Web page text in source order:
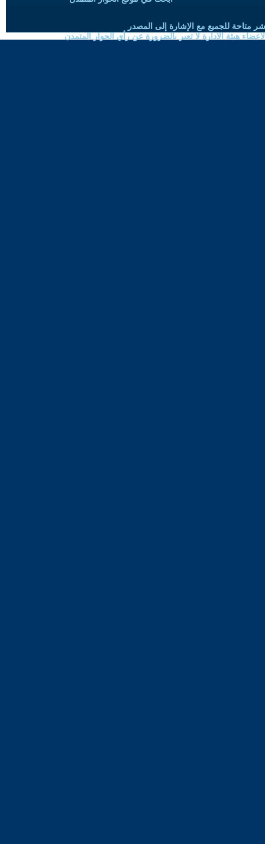
متاحة للجميع مع الإشارة إلى المصدر
هيئة الادارة لا تعبر بالضرورة عن رأي الحوار المتمدن